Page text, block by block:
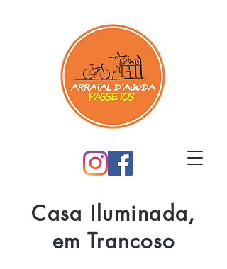
Casa Iluminada,
em Trancoso